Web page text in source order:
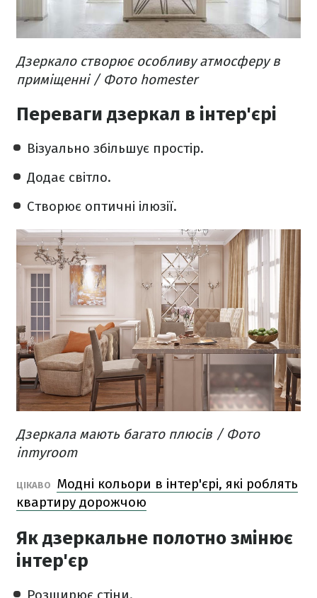
Дзеркало створює особливу атмосферу в
приміщенні / Фото homester
Переваги дзеркал в інтер'єрі
Візуально збільшує простір.
Додає світло.
Створює оптичні ілюзії.
Дзеркала мають багато плюсів​ / Фото
inmyroom
ЦІКАВО
Модні кольори в інтер'єрі, які роблять
квартиру дорожчою
Як дзеркальне полотно змінює
інтер'єр
Розширює стіни.